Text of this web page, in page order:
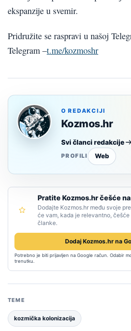
ekspanzije u svemir.
Pridružite se raspravi u našoj
Telegram –t.me/kozmoshr
O REDAKCIJI
Kozmos.hr
Svi članci redakcije
PROFILI Web
Pratite Kozmos.hr češće
Dodajte Kozmos.hr među svoje
će vam, kada je relevantno,
članke.
Dodaj Kozmos.hr na
Potrebno je biti prijavljen na Google račun. Odabir
trenutku.
TEME
kozmička kolonizacija